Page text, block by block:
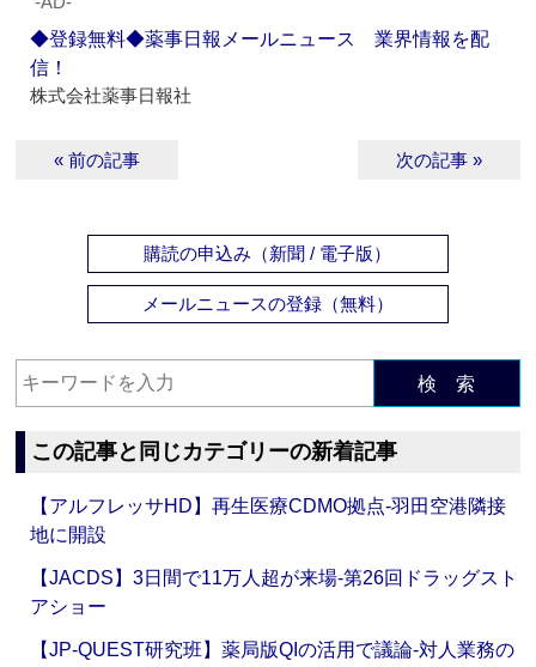
◆登録無料◆薬事日報メールニュース 業界情報を配
信！
株式会社薬事日報社
« 前の記事 次の記事 »
購読の申込み（新聞 / 電子版）
メールニュースの登録（無料）
検 索
この記事と同じカテゴリーの新着記事
【アルフレッサHD】再生医療CDMO拠点‐羽田空港隣接
地に開設
【JACDS】3日間で11万人超が来場‐第26回ドラッグスト
アショー
【JP-QUEST研究班】薬局版QIの活用で議論‐対人業務の